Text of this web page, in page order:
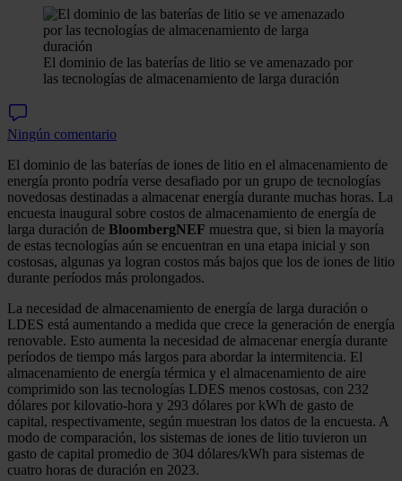
El dominio de las baterías de litio se ve amenazado por
las tecnologías de almacenamiento de larga duración
Ningún comentario
El dominio de las baterías de iones de litio en el almacenamiento de
energía pronto podría verse desafiado por un grupo de tecnologías
novedosas destinadas a almacenar energía durante muchas horas. La
encuesta inaugural sobre costos de almacenamiento de energía de
larga duración de BloombergNEF muestra que, si bien la mayoría
de estas tecnologías aún se encuentran en una etapa inicial y son
costosas, algunas ya logran costos más bajos que los de iones de litio
durante períodos más prolongados.
La necesidad de almacenamiento de energía de larga duración o
LDES está aumentando a medida que crece la generación de energía
renovable. Esto aumenta la necesidad de almacenar energía durante
períodos de tiempo más largos para abordar la intermitencia. El
almacenamiento de energía térmica y el almacenamiento de aire
comprimido son las tecnologías LDES menos costosas, con 232
dólares por kilovatio-hora y 293 dólares por kWh de gasto de
capital, respectivamente, según muestran los datos de la encuesta. A
modo de comparación, los sistemas de iones de litio tuvieron un
gasto de capital promedio de 304 dólares/kWh para sistemas de
cuatro horas de duración en 2023.